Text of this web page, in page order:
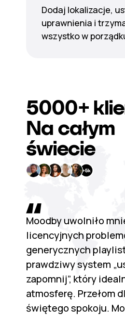
Dodaj lokalizacje,
uprawnienia i
wszystko w
Moodby uwolniło
licencyjnych
generycznych
prawdziwy system
zapomnij”, który
atmosferę. Przełom
świętego spokoju.
5000+
Na całym
świecie